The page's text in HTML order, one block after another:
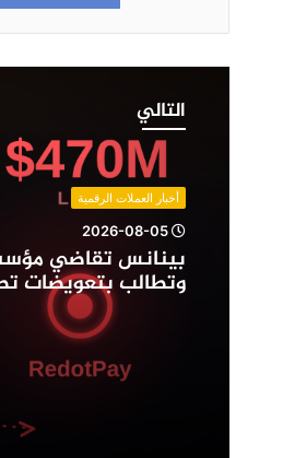
التاليمؤسسي
“RedotPay”
وتطالب
بتعويضات
أخبار العملات الرقمية
2026-08-05
وتطالب بتعويضات تصل إلى 470